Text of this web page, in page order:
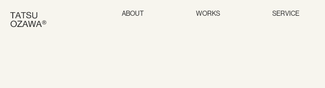
ABOUT WORKS SERVICE